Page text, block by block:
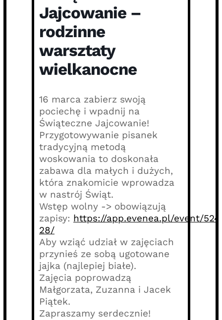
Jajcowanie –
rodzinne
warsztaty
wielkanocne
16 marca zabierz swoją
pociechę i wpadnij na
Świąteczne Jajcowanie!
Przygotowywanie pisanek
tradycyjną metodą
woskowania to doskonała
zabawa dla małych i dużych,
która znakomicie wprowadza
w nastrój Świąt.
Wstęp wolny -> obowiązują
zapisy: https://app.evenea.pl/event/
28/
Aby wziąć udział w zajęciach
przynieś ze sobą ugotowane
jajka (najlepiej białe).
Zajęcia poprowadzą
Małgorzata, Zuzanna i Jacek
Piątek.
Zapraszamy serdecznie!